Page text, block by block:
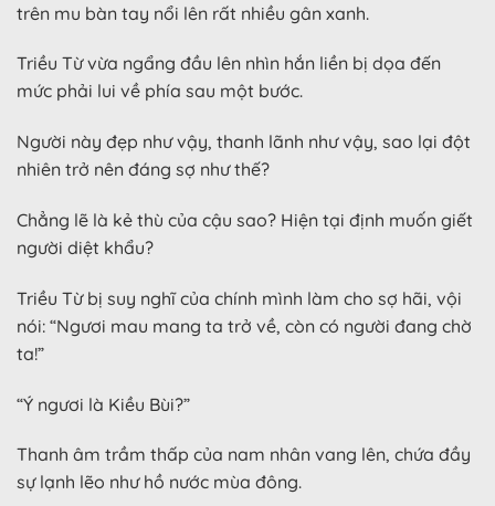
trên mu bàn tay nổi lên rất nhiều gân xanh.
Triều Từ vừa ngẩng đầu lên nhìn hắn liền bị dọa đến
mức phải lui về phía sau một bước.
Người này đẹp như vậy, thanh lãnh như vậy, sao lại đột
nhiên trở nên đáng sợ như thế?
Chẳng lẽ là kẻ thù của cậu sao? Hiện tại định muốn giết
người diệt khẩu?
Triều Từ bị suy nghĩ của chính mình làm cho sợ hãi, vội
nói: “Ngươi mau mang ta trở về, còn có người đang chờ
ta!”
“Ý ngươi là Kiều Bùi?”
Thanh âm trầm thấp của nam nhân vang lên, chứa đầy
sự lạnh lẽo như hồ nước mùa đông.